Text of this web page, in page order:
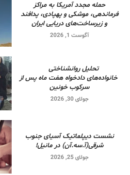
حمله مجدد آمریکا به مراکز
فرماندهی، موشکی و پهپادی، پدافند
و زیرساخت‌های دریایی ایران
آگوست 1, 2026
تحلیل روانشناختی
خانواده‌های دادخواه هفت ماه پس از
سرکوب خونین
جولای 30, 2026
نشست دیپلماتیک آسیای جنوب
شرقی‌(آ.سه.آن) در مانیل!
جولای 25, 2026